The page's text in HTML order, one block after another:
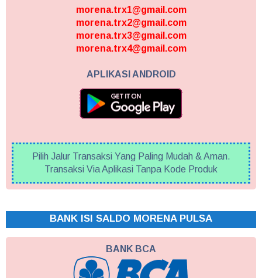
morena.trx1@gmail.com
morena.trx2@gmail.com
morena.trx3@gmail.com
morena.trx4@gmail.com
APLIKASI ANDROID
Pilih Jalur Transaksi Yang Paling Mudah & Aman.
Transaksi Via Aplikasi Tanpa Kode Produk
BANK ISI SALDO MORENA PULSA
BANK BCA